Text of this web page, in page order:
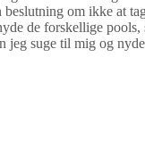
om ikke at
de forskellige pools,
jeg suge til mig og